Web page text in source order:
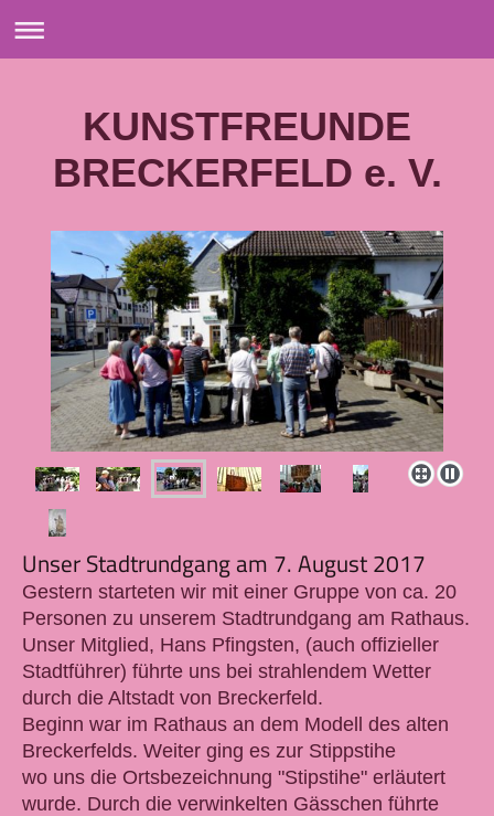
KUNSTFREUNDE
BRECKERFELD e. V.
Unser Stadtrundgang am 7. August 2017
Gestern starteten wir mit einer Gruppe von ca. 20
Personen zu unserem Stadtrundgang am Rathaus.
Unser Mitglied, Hans Pfingsten, (auch offizieller
Stadtführer) führte uns bei strahlendem Wetter
durch die Altstadt von Breckerfeld.
Beginn war im Rathaus an dem Modell des alten
Breckerfelds. Weiter ging es zur Stippstihe
wo uns die Ortsbezeichnung "Stipstihe" erläutert
wurde. Durch die verwinkelten Gässchen führte